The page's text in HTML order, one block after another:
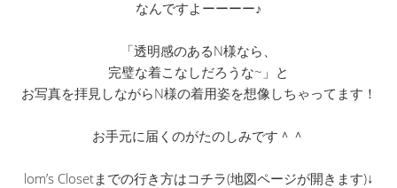
なんですよーーーー♪
「透明感のあるN様なら、
完璧な着こなしだろうな~」と
お写真を拝見しながらN様の着用姿を想像しちゃってます！
お手元に届くのがたのしみです＾＾
lom’s Closetまでの行き方はコチラ(地図ページが開きます)↓